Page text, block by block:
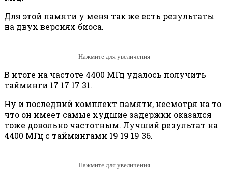
Для этой памяти у меня так же есть результаты
на двух версиях биоса.
Нажмите для увеличения
В итоге на частоте 4400 МГц удалось получить
тайминги 17 17 17 31.
Ну и последний комплект памяти, несмотря на то
что он имеет самые худшие задержки оказался
тоже довольно частотным. Лучший результат на
4400 МГц с таймингами 19 19 19 36.
Нажмите для увеличения